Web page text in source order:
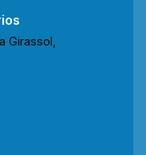
Girassol,